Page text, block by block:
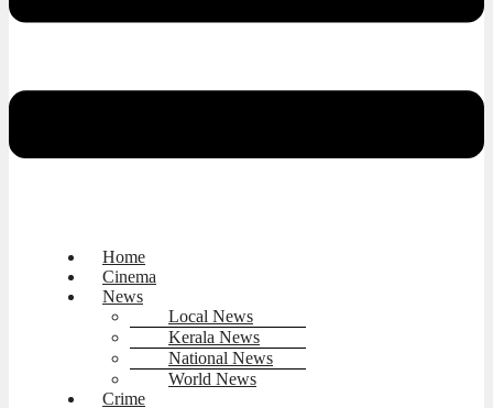
Home
Cinema
News
Local News
Kerala News
National News
World News
Crime